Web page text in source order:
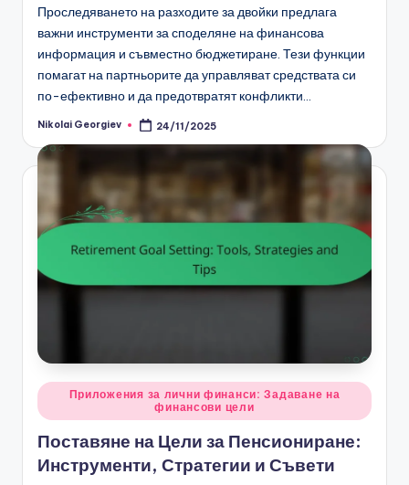
Проследяването на разходите за двойки предлага
важни инструменти за споделяне на финансова
информация и съвместно бюджетиране. Тези функции
помагат на партньорите да управляват средствата си
по-ефективно и да предотвратят конфликти…
Posted
Nikolai Georgiev 24/11/2025
Posted
in
Приложения за лични финанси: Задаване на
финансови цели
Поставяне на Цели за Пенсиониране:
Инструменти, Стратегии и Съвети